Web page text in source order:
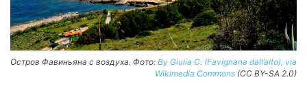
Остров Фавиньяна с воздуха. Фото: By Giulia C. (Favignana dall’alto), via
Wikimedia Commons (CC BY-SA 2.0)